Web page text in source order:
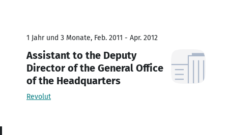
1 Jahr und 3 Monate, Feb. 2011 - Apr. 2012
Assistant to the Deputy
Director of the General Office
of the Headquarters
Revolut